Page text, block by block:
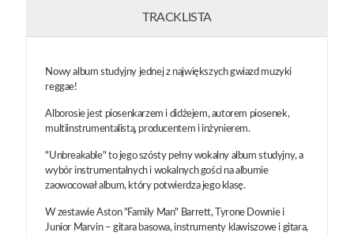
TRACKLISTA
Nowy album studyjny jednej z największych gwiazd muzyki
reggae!
Alborosie jest piosenkarzem i didżejem, autorem piosenek,
multiinstrumentalistą, producentem i inżynierem.
"Unbreakable" to jego szósty pełny wokalny album studyjny, a
wybór instrumentalnych i wokalnych gości na albumie
zaowocował album, który potwierdza jego klasę.
W zestawie Aston "Family Man" Barrett, Tyrone Downie i
Junior Marvin – gitara basowa, instrumenty klawiszowe i gitara,